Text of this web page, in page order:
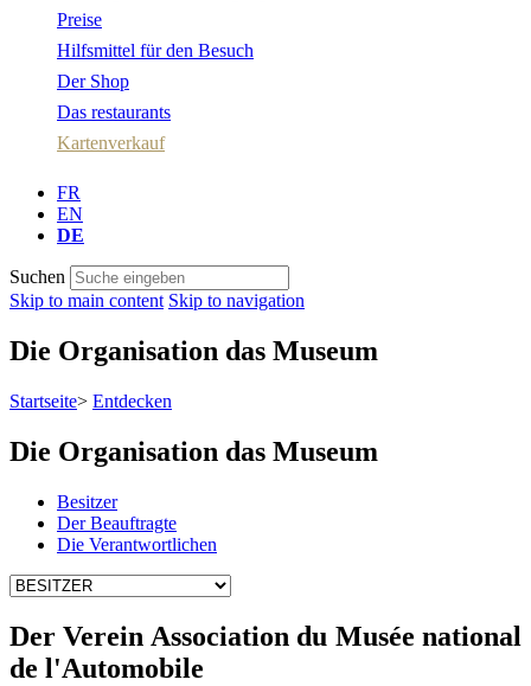
Preise
Hilfsmittel für den Besuch
Der Shop
Das restaurants
Kartenverkauf
FR
EN
DE
Suchen
Skip to main content Skip to navigation
Die Organisation das Museum
Startseite> Entdecken
Die Organisation das Museum
Besitzer
Der Beauftragte
Die Verantwortlichen
Der Verein Association du Musée national
de l'Automobile